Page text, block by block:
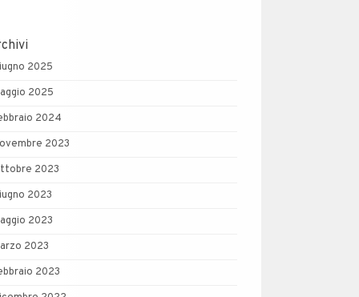
2025
2025
2024
2023
2023
2023
2023
2023
2023